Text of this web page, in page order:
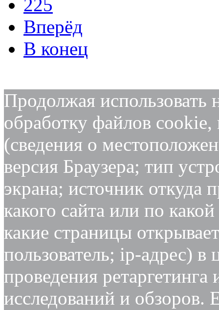
225
Вперёд
В конец
Продолжая использовать
обработку файлов cookie,
(сведения о
версия Браузера; тип
экрана; источник откуда
какого сайта или по
какие страницы
пользователь; ip-адрес)
проведения
исследований и